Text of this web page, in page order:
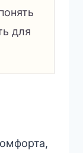
для